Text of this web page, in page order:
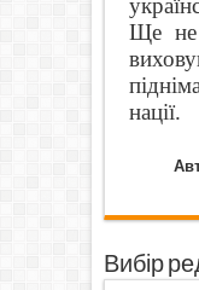
Ще не
нації.
Вибір